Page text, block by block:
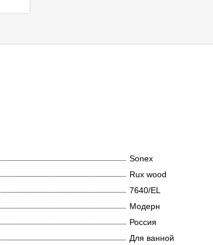
Sonex
Rux wood
7640/EL
Модерн
Россия
Для ванной